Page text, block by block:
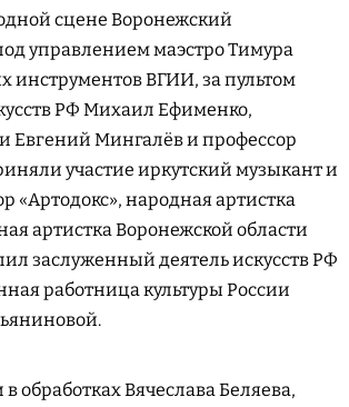
сцене Воронежский
управлением маэстро Тимура
инструментов ВГИИ, за пультом
РФ Михаил Ефименко,
Евгений Мингалёв и профессор
участие иркутский музыкант и
«Артодокс», народная артистка
артистка Воронежской области
заслуженный деятель искусств РФ
работница культуры России
обработках Вячеслава Беляева,